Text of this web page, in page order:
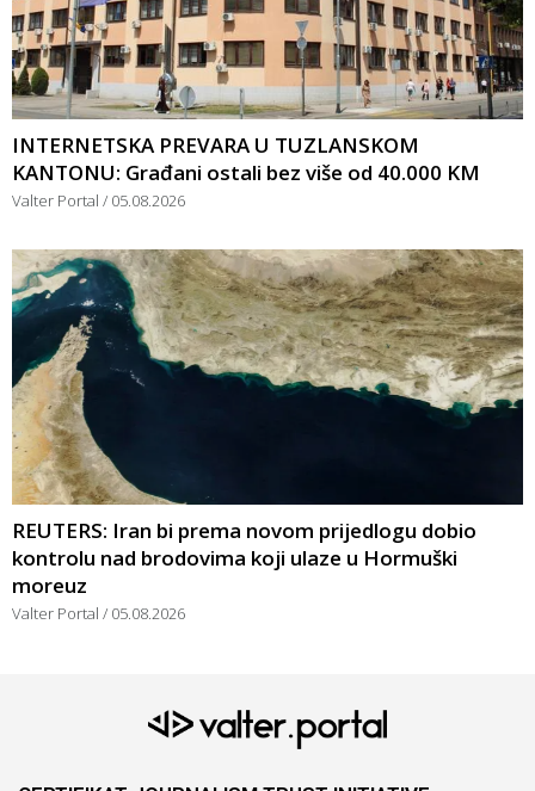
INTERNETSKA PREVARA U TUZLANSKOM
KANTONU: Građani ostali bez više od 40.000 KM
Valter Portal 05.08.2026
REUTERS: Iran bi prema novom prijedlogu dobio
kontrolu nad brodovima koji ulaze u Hormuški
moreuz
Valter Portal 05.08.2026